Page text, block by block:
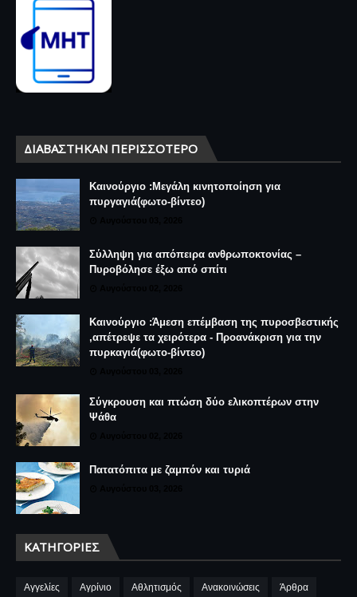
ΔΙΑΒΆΣΤΗΚΑΝ ΠΕΡΙΣΣΌΤΕΡΟ
Καινούργιο :Μεγάλη κινητοποίηση για
πυργαγιά(φωτο-βίντεο)
Σύλληψη για απόπειρα ανθρωποκτονίας –
Πυροβόλησε έξω από σπίτι
Καινούργιο :Άμεση επέμβαση της πυροσβεστικής
,απέτρεψε τα χειρότερα - Προανάκριση για την
πυρκαγιά(φωτο-βίντεο)
Σύγκρουση και πτώση δύο ελικοπτέρων στην
Ψάθα
Πατατόπιτα με ζαμπόν και τυριά
ΚΑΤΗΓΟΡΊΕΣ
Αγγελίες Αγρίνιο Αθλητισμός Ανακοινώσεις Άρθρα